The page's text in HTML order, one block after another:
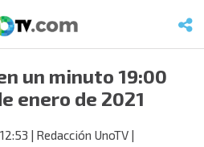
un minuto 19:00
enero de 2021
| Redacción UnoTV |